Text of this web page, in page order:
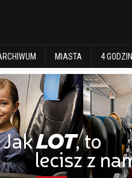
MIASTA 4